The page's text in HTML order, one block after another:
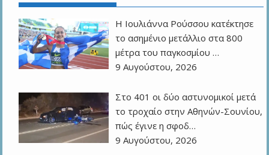
Η Ιουλιάννα Ρούσσου κατέκτησε
το ασημένιο μετάλλιο στα 800
μέτρα του παγκοσμίου …
9 Αυγούστου, 2026
Στο 401 οι δύο αστυνομικοί μετά
το τροχαίο στην Αθηνών-Σουνίου,
πώς έγινε η σφοδ…
9 Αυγούστου, 2026